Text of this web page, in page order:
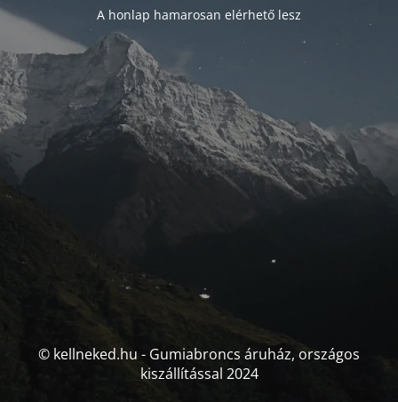
A honlap hamarosan elérhető lesz
© kellneked.hu - Gumiabroncs áruház, országos
kiszállítással 2024